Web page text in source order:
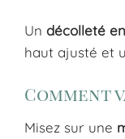
Un décolleté
haut ajusté et
Comment
Misez sur une